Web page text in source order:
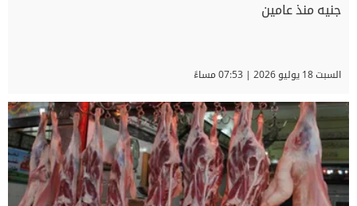
جنيه منذ عامين
السبت 18 يوليو 2026 | 07:53 مساءً